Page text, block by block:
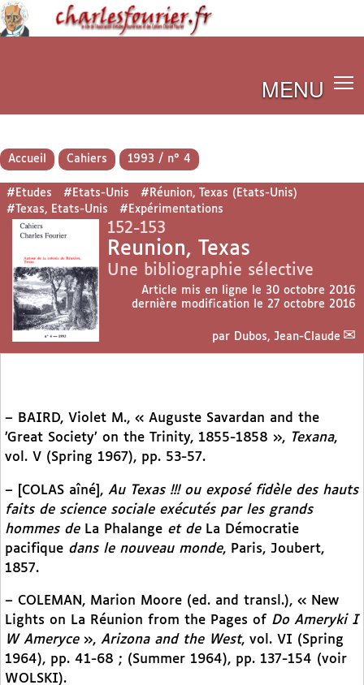
MENU
Accueil Cahiers 1993 / n° 4
#Etudes #Etats-Unis
#Réunion, Texas (Etats-Unis)
#Texas, Etats-Unis
#Expérimentations
152-153
Reunion, Texas
Une bibliographie sélective
Article mis en ligne le 30 octobre 2016
dernière modification le 27 octobre 2016
par Dubos, Jean-Claude
– BAIRD, Violet M., « Auguste Savardan and the
’Great Society’ on the Trinity, 1855-1858 », Texana,
vol. V (Spring 1967), pp. 53-57.
– [COLAS aîné], Au Texas !!! ou exposé fidèle des hauts
faits de science sociale exécutés par les grands
hommes de La Phalange et de La Démocratie
pacifique dans le nouveau monde, Paris, Joubert,
1857.
– COLEMAN, Marion Moore (ed. and transl.), « New
Lights on La Réunion from the Pages of Do Ameryki I
W Ameryce», Arizona and the West, vol. VI (Spring
1964), pp. 41-68 ; (Summer 1964), pp. 137-154 (voir
WOLSKI).